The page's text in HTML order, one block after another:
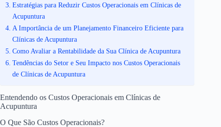
Estratégias para Reduzir Custos Operacionais em Clínicas de
Acupuntura
A Importância de um Planejamento Financeiro Eficiente para
Clínicas de Acupuntura
Como Avaliar a Rentabilidade da Sua Clínica de Acupuntura
Tendências do Setor e Seu Impacto nos Custos Operacionais
de Clínicas de Acupuntura
Entendendo os Custos Operacionais em Clínicas de
Acupuntura
O Que São Custos Operacionais?